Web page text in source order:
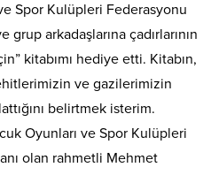
Spor Kulüpleri Federasyonu
arkadaşlarına çadırlarının
kitabımı hediye etti. Kitabın,
ve gazilerimizin
belirtmek isterim.
Oyunları ve Spor Kulüpleri
olan rahmetli Mehmet